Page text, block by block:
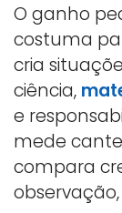
O ganho
costuma
cria
ciência,
e
mede
compara